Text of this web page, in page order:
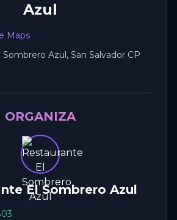
Azul
Maps
Sombrero Azul, San Salvador CP
ORGANIZA
El Sombrero Azul